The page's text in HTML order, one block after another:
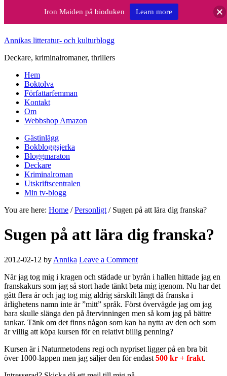
Annikas litteratur- och kulturblogg
Deckare, kriminalromaner, thrillers
Hem
Boktolva
Författarfemman
Kontakt
Om
Webbshop Amazon
Gästinlägg
Bokbloggsjerka
Bloggmaraton
Deckare
Kriminalroman
Utskriftscentralen
Min tv-blogg
You are here: Home / Personligt /Sugen på att lära dig franska?
Sugen på att lära dig franska?
2012-02-12 by Annika Leave a Comment
När jag tog mig i kragen och städade ur byrån i hallen hittade jag en
franskakurs som jag så stort hade tänkt beta mig igenom. Nu har det
gått flera år och jag tog mig aldrig särskilt långt då franska i
ärlighetens namn inte är ”mitt” språk. Först övervägde jag om jag
bara skulle slänga den på återvinningen men så kom jag på bättre
tankar. Tänk om det finns någon som kan ha nytta av den och som
är villig att köpa kursen för en relativt billig penning?
Kursen är i Naturmetodens regi och nypriset ligger på en bra bit
över 1000-lappen men jag säljer den för endast 500 kr + frakt.
Iron Maiden på bioduken Learn more